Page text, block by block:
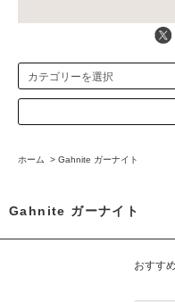
ホーム > Gahnite ガーナイト
Gahnite ガーナイト
おすす